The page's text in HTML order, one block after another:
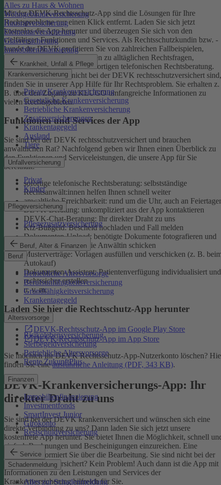
Alles zu Haus & Wohnen
Wohngebäudeversicherung
Hausratversicherung
Elementarversicherung
Glasversicherung
Immobilienfinanzierung
Krankheit, Unfall & Pflege
Krankenversicherung
Private Krankenversicherung
Gesetzliche Krankenversicherung
Betriebliche Krankenversicherung
Zusatzversicherungen
Krankentagegeld
Ausland
Tiere
Unfallversicherung
Privat
Kinder
Pflegeversicherung
Pflegezusatzversicherung
Beruf, Alter & Finanzen
Beruf
Betriebliche Altersvorsorge
Berufsunfähigkeitsversicherung
Grundfähigkeitsversicherung
Krankentagegeld
Altersvorsorge
Risikolebensversicherung
Sterbegeldversicherung
Betriebliche Altersvorsorge
Rente ZukunftPlus
Finanzen
Immobilienfinanzierung
Investmentfonds
SmartInvest Junior
Girokonto
Restschuldversicherung
Service
Schadenmeldung
Alles zur Schadenmeldung
Mit der DEVK-Rechtsschutz-App sind die Lösungen für Ihre
Rechtsprobleme nur einen Klick entfernt. Laden Sie sich jetzt
kostenlos die App herunter und überzeugen Sie sich von den
vielfältigen Funktionen und Services. Als Rechtsschutzkundin bzw. -
kunde der DEVK profitieren Sie von zahlreichen Fallbeispielen,
informativen Ratgeberbeiträgen zu alltäglichen Rechtsfragen,
Musterverträgen und einer sofortigen telefonischen Rechtsberatung.
Aber auch, wenn Sie nicht bei der DEVK rechtsschutzversichert sind,
finden Sie in unserer App Hilfe für Ihr Rechtsproblem. Sie erhalten z.
B. über den Zugang zu KLUGO umfangreiche Informationen zu
vielen Rechtsgebieten.
Funktionen und Services der App
Sie sind bei der DEVK rechtsschutzversichert und brauchen
anwaltlichen Rat? Nachfolgend geben wir Ihnen einen Überblick zu
den Funktionen und Serviceleistungen, die unsere App für Sie
bereithält:
sofortige telefonische Rechtsberatung: selbstständige
Rechtsanwält:innen helfen Ihnen schnell weiter
anwaltliche Erreichbarkeit: rund um die Uhr, auch an
DEVK-Beratung: unkompliziert aus der App kontaktieren
DEVK-Chat-Beratung: Ihr direkter Draht zu uns
Kfz-Bußgeld: Bescheid hochladen und Fall melden
Dokumenten-Upload: benötigte Dokumente fotografieren und
an den Anwalt oder die Anwältin schicken
Musterverträge: Vorlagen ausfüllen und verschicken (z. B.
Autokauf)
Dokumenten-Assistent: Patientenverfügung individualisiert und
rechtssicher erstellen
u. v. m.
Laden Sie hier die Rechtsschutz-App herunter
DEVK-Rechtsschutz-App im Google Play Store
DEVK-Rechtsschutz-App im App Store
Sie möchten Ihr DEVK Rechtsschutz-App-Nutzerkonto löschen?
finden Sie eineausführliche Anleitung (PDF, 343 KB).
DEVK-Krankenversicherungs-App: Ihr
direkter Draht zu uns
Sie sind bei der DEVK krankenversichert und wünschen sich eine
direkte Verbindung zu uns? Dann laden Sie sich jetzt unsere
kostenfreie App herunter. Sie bietet Ihnen die Möglichkeit, schnell
einfach Rechnungen und Bescheinigungen einzureichen. Eine
Nachricht informiert Sie über die Bearbeitung. Sie sind nicht bei der
DEVK krankenversichert? Kein Problem! Auch dann ist die App mit
Informationen zu den Leistungen und Services der
Krankenversicherung hilfreich für Sie.